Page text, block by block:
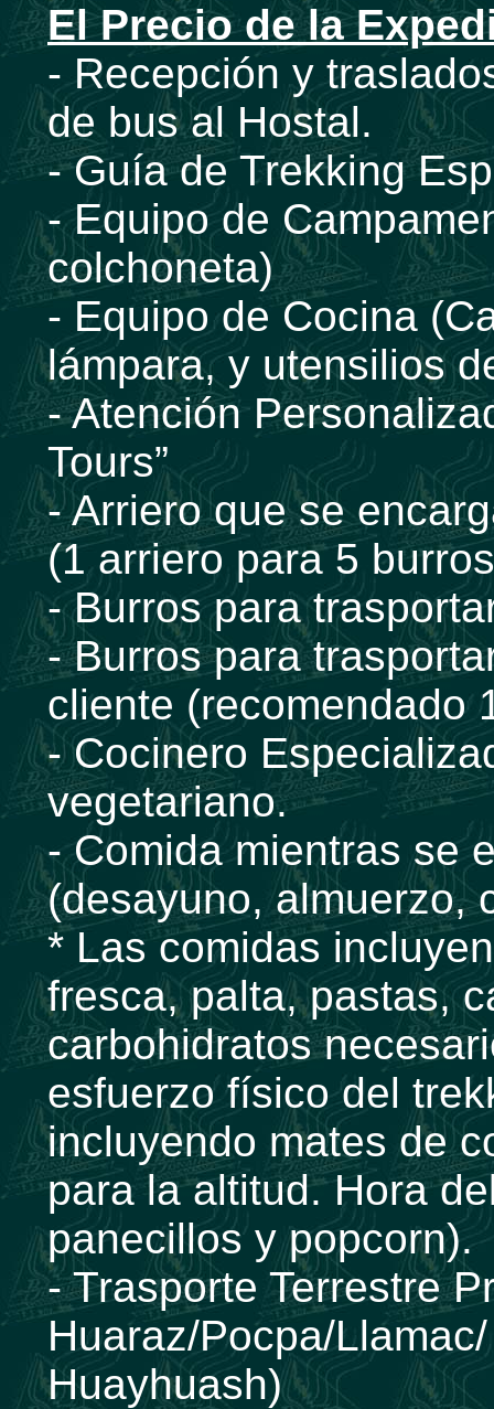
El Precio de la
- Recepción y
de bus al Hostal.
- Guía de Trekking
- Equipo de
colchoneta)
- Equipo de Cocina
lámpara, y utensilios
- Atención
Tours”
- Arriero que se
(1 arriero para 5
- Burros para
- Burros para
cliente (recomendado
- Cocinero
vegetariano.
- Comida mientras se
(desayuno, almuerzo,
* Las comidas
fresca, palta, pastas,
carbohidratos
esfuerzo físico del
incluyendo mates de
para la altitud. Hora
panecillos y popcorn).
- Trasporte Terrestre
Huaraz/Pocpa/
Huayhuash)